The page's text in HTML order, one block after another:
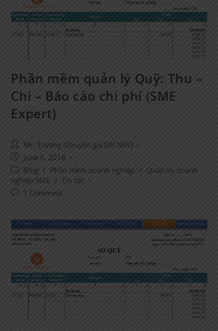
Phần mềm quản lý Quỹ: Thu –
Chi – Báo cáo chi phí (SME
Expert)
Post
author:
Mr. Trường (Chuyên gia DN NVV)
Post
published:
June 5, 2018
Post
category:
Blog / Phần mềm doanh nghiệp / Quản trị doanh
nghiệp SME / Tin tức
Post 1 Comment